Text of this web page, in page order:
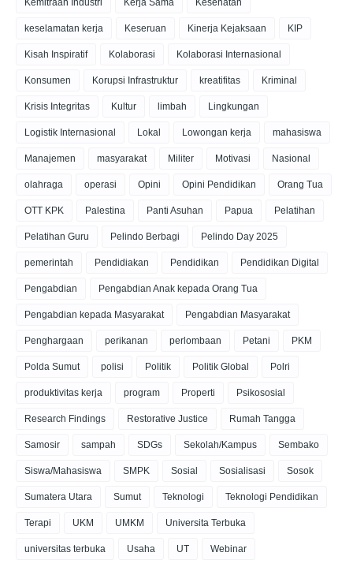
keselamatan kerja Keseruan Kinerja Kejaksaan KIP
Kisah Inspiratif Kolaborasi Kolaborasi Internasional
Konsumen Korupsi Infrastruktur kreatifitas Kriminal
Krisis Integritas Kultur limbah Lingkungan
Logistik Internasional Lokal Lowongan kerja mahasiswa
Manajemen masyarakat Militer Motivasi Nasional
olahraga operasi Opini Opini Pendidikan Orang Tua
OTT KPK Palestina Panti Asuhan Papua Pelatihan
Pelatihan Guru Pelindo Berbagi Pelindo Day 2025
pemerintah Pendidiakan Pendidikan Pendidikan Digital
Pengabdian Pengabdian Anak kepada Orang Tua
Pengabdian kepada Masyarakat Pengabdian Masyarakat
Penghargaan perikanan perlombaan Petani PKM
Polda Sumut polisi Politik Politik Global Polri
produktivitas kerja program Properti Psikososial
Research Findings Restorative Justice Rumah Tangga
Samosir sampah SDGs Sekolah/Kampus Sembako
Siswa/Mahasiswa SMPK Sosial Sosialisasi Sosok
Sumatera Utara Sumut Teknologi Teknologi Pendidikan
Terapi UKM UMKM Universita Terbuka
universitas terbuka Usaha UT Webinar